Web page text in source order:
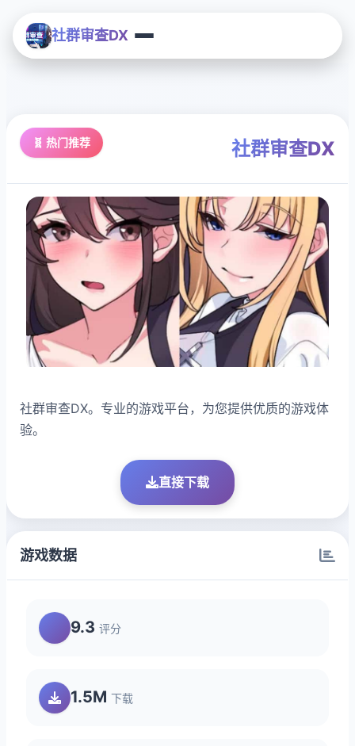
社群审查DX
🧬 热门推荐 社群审查DX
社群审查DX。专业的游戏平台，为您提供优质的游戏体
验。
直接下载
游戏数据
9.3 评分
1.5M 下载